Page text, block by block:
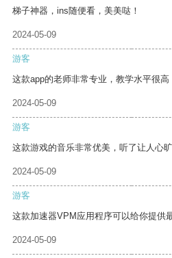
梯子神器，ins随便看，美美哒！
2024-05-09
游客
这款app的老师非常专业，教学水平很高
2024-05-09
游客
这款游戏的音乐非常优美，听了让人心旷
2024-05-09
游客
这款加速器VPM应用程序可以给你提供
2024-05-09